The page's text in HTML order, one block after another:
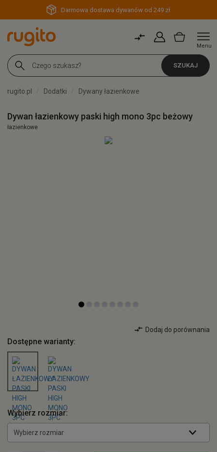
Darmowa dostawa dywanów od 249 zł
Menu
SZUKAJ
rugito.pl Dodatki Dywany łazienkowe
Dywan łazienkowy paski high mono 3pc beżowy
łazienkowe
Dodaj do porównania
Dostępne warianty:
Wybierz rozmiar:
Wybierz rozmiar